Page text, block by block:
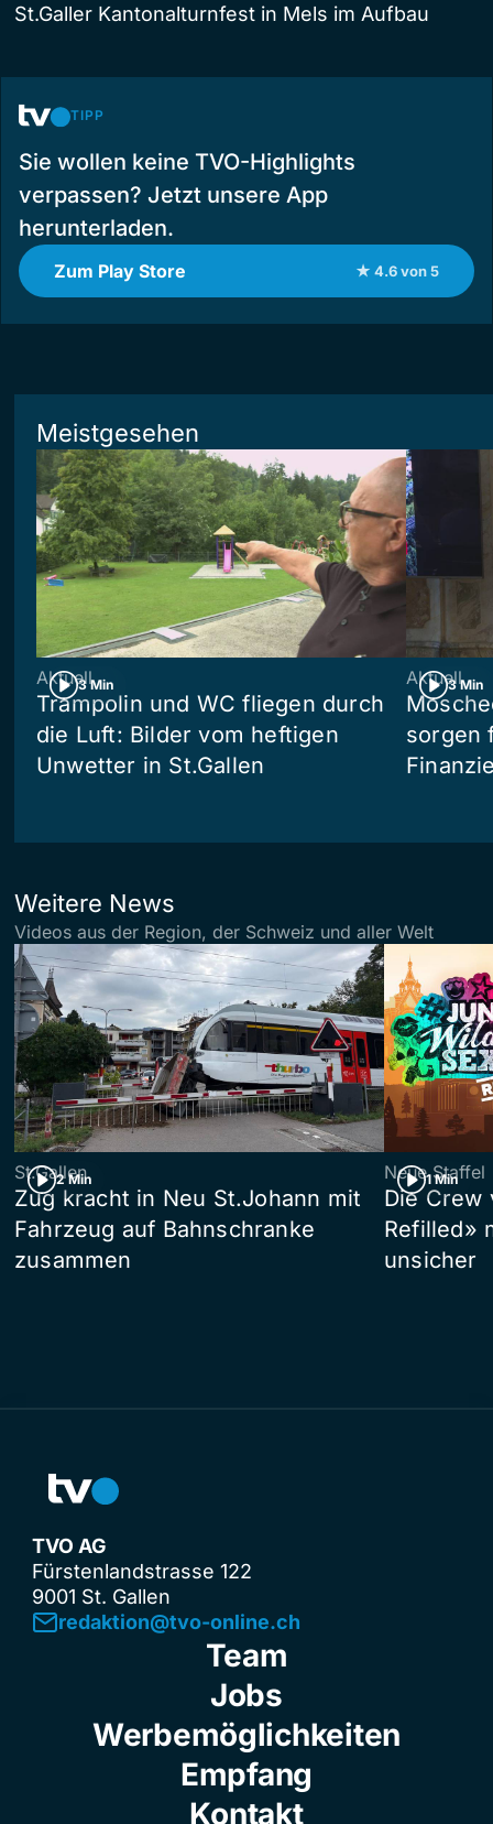
St.Galler Kantonalturnfest in Mels im Aufbau
TIPP
Sie wollen keine TVO-Highlights
verpassen? Jetzt unsere App
herunterladen.
Zum Play Store ★ 4.6 von 5
Meistgesehen
3 Min
Aktuell
Trampolin und WC fliegen durch
die Luft: Bilder vom heftigen
Unwetter in St.Gallen
3 Min
Aktuell
sorgen
Weitere News
Videos aus der Region, der Schweiz und aller Welt
2 Min
St.Gallen
Zug kracht in Neu St.Johann mit
Fahrzeug auf Bahnschranke
zusammen
1 Min
Neue Staffel
Die Crew
Refilled»
unsicher
TVO AG
Fürstenlandstrasse 122
9001 St. Gallen
redaktion@tvo-online.ch
Team
Jobs
Werbemöglichkeiten
Empfang
Kontakt